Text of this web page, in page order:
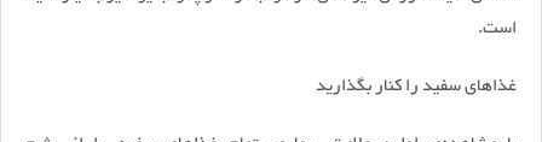
است.
غذا‌های سفید را کنار بگذارید